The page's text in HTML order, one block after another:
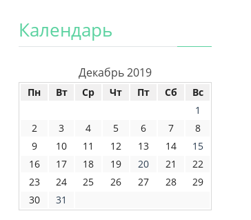
Календарь
Декабрь 2019
Пн Вт Ср Чт Пт Сб
Вс
1
2
3 4 5 6 7
8
9
10 11 12 13 14
15
16
17 18 19 20 21
22
23
24 25 26 27 28
29
30
31